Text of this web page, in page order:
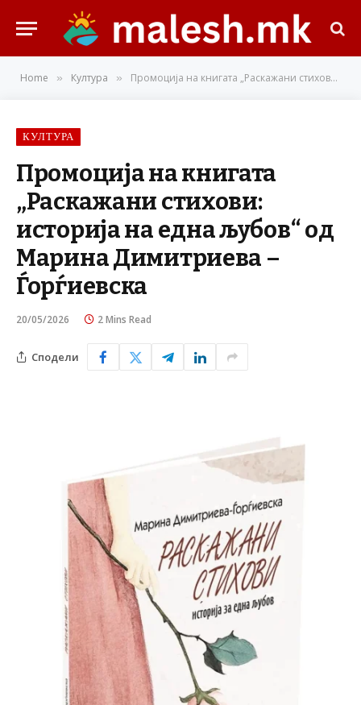
Home » Култура » Промоција на книгата „Раскажани стихови: историја на една љубов“ од Марина Димитриева – Ѓорѓиевска
КУЛТУРА
Промоција на книгата
„Раскажани стихови:
историја на една љубов“ од
Марина Димитриева –
Ѓорѓиевска
20/05/2026 2 Mins Read
Сподели